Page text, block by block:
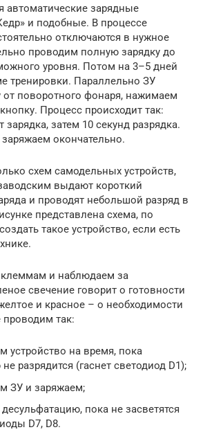
автоматические зарядные
и подобные. В процессе
отключаются в нужное
проводим полную зарядку до
уровня. Потом на 3–5 дней
тренировки. Параллельно ЗУ
поворотного фонаря, нажимаем
Процесс происходит так:
затем 10 секунд разрядка.
окончательно.
схем самодельных устройств,
выдают короткий
и проводят небольшой разряд в
представлена схема, по
такое устройство, если есть
и наблюдаем за
свечение говорит о готовности
и красное – о необходимости
проводим так:
устройство на время, пока
разрядится (гаснет светодиод D1);
ЗУ и заряжаем;
пока не засветятся
D7, D8.